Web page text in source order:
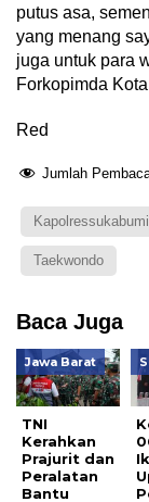
putus asa,
yang menang
juga untuk para
Forkopimda
Red
Jumlah
Taekwondo
Baca Juga
Jawa Barat
TNI
Kerahkan
Prajurit dan
Peralatan
Bantu